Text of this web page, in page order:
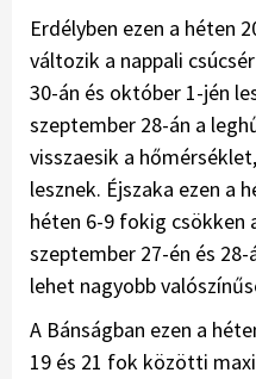
Erdélyben ezen a héten
változik a nappali
30-án és október 1-jén
szeptember 28-án a
visszaesik a
lesznek. Éjszaka ezen a
héten 6-9 fokig csökken
szeptember 27-én és
lehet nagyobb
A Bánságban ezen a
19 és 21 fok közötti